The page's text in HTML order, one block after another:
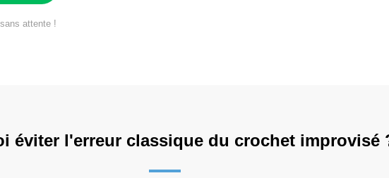
attente !
éviter l'erreur classique du crochet improvisé